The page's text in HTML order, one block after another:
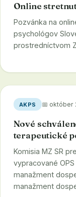
Online
Pozvánka na
psychológov
prostredníctvom
AKPS 📅 október
Nové
terapeutické
Komisia MZ SR
vypracované
manažment
manažment